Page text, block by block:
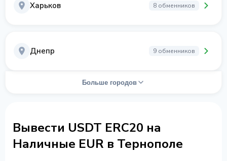
Харьков 8 обменников
Днепр 9 обменников
Больше городов
Вывести USDT ERC20 на
Наличные EUR в Тернополе